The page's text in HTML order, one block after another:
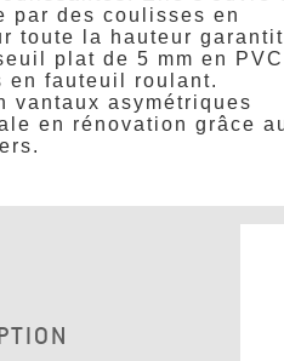
par des coulisses en
toute la hauteur garantit
plat de 5 mm en PVC
en fauteuil roulant.
vantaux asymétriques
en rénovation grâce